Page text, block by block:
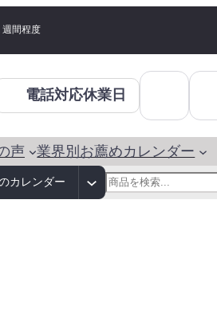
週間程度
電話対応休業日
声 業界別お薦めカレンダー
カレンダー
検